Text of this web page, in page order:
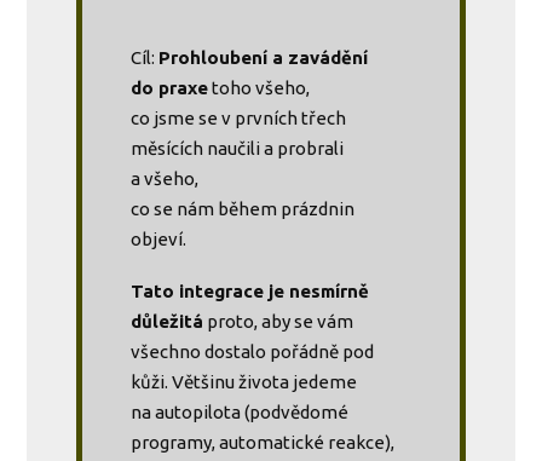
Cíl: Prohloubení a zavádění
do praxetoho všeho,
co jsme se v prvních třech
měsících naučili a probrali
a všeho,
co se nám během prázdnin
objeví.
Tato integrace je nesmírně
důležitá proto, aby se vám
všechno dostalo pořádně pod
kůži. Většinu života jedeme
na autopilota (podvědomé
programy, automatické reakce),